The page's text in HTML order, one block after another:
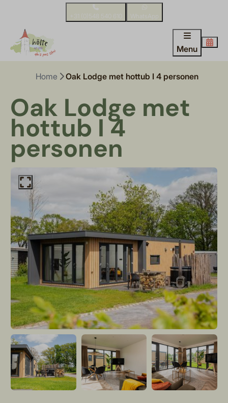
Menu
Home Oak Lodge met hottub I 4 personen
Oak Lodge met
hottub I 4
personen